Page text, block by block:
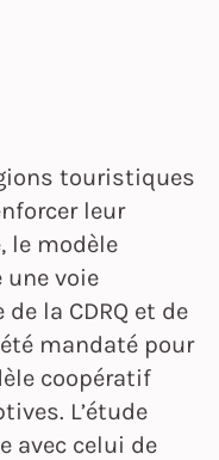
touristiques
leur
le modèle
voie
la CDRQ et de
été mandaté pour
coopératif
L’étude
avec celui de